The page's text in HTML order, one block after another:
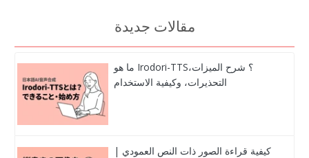
مقالات جديدة
ما هو Irodori-TTS؟ شرح الميزات،
التحذيرات، وكيفية الاستخدام
كيفية قراءة الصور ذات النص العمودي |